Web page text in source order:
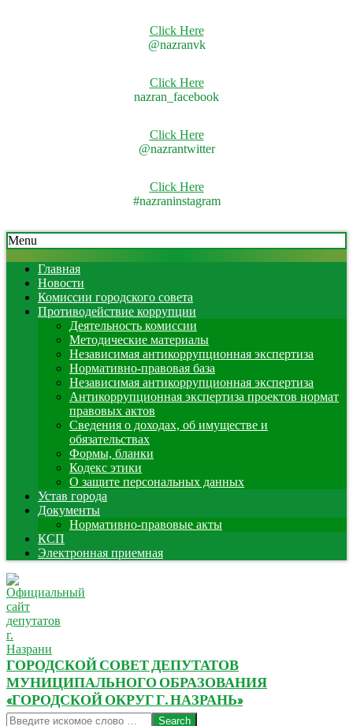
Click Here
@nazranvk
Click Here
nazran_facebook
Click Here
@nazrantwitter
Click Here
#nazraninstagram
Skip
to
content
Secondary
Navigation
Menu
Menu
Главная
Новости
Комиссии городского совета
Противодействие коррупции
Деятельность комиссии
Методические материалы
Независимая антикоррупционная экспертиза
Нормативно-правовая база
Независимая антикоррупционная экспертиза
Антикоррупционная экспертиза проектов нормат
правовых актов
Сведения о доходах, об имуществе и
обязательствах
Формы, бланки
Кодекс этики
О защите персональных данных
Устав города
Документы
Нормативно-правовые акты
КСП
Электронная приемная
ГОРОДСКОЙ СОВЕТ ДЕПУТАТОВ
МУНИЦИПАЛЬНОГО ОБРАЗОВАНИЯ
«ГОРОДСКОЙ ОКРУГ Г. НАЗРАНЬ»
Search